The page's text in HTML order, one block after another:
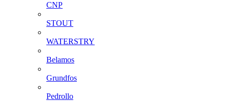
CNP
STOUT
WATERSTRY
Belamos
Grundfos
Pedrollo